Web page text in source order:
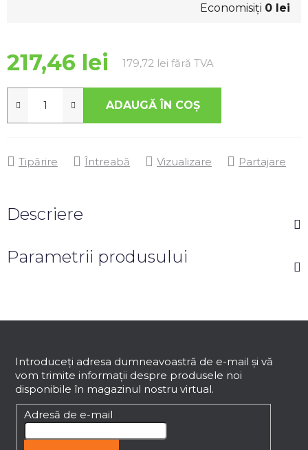
Economisiţi 0 lei
217,46 lei 179,72 lei fără TVA
ADAUGĂ ÎN COŞ
Tipărire Întreabă Vizualizare Partajare
Descriere
Parametrii produsului
Introduceţi adresa dumneavoastră de e-mail şi vă
vom trimite informaţii despre produsele noi
disponibile în magazinul nostru virtual.
Adresă de e-mail